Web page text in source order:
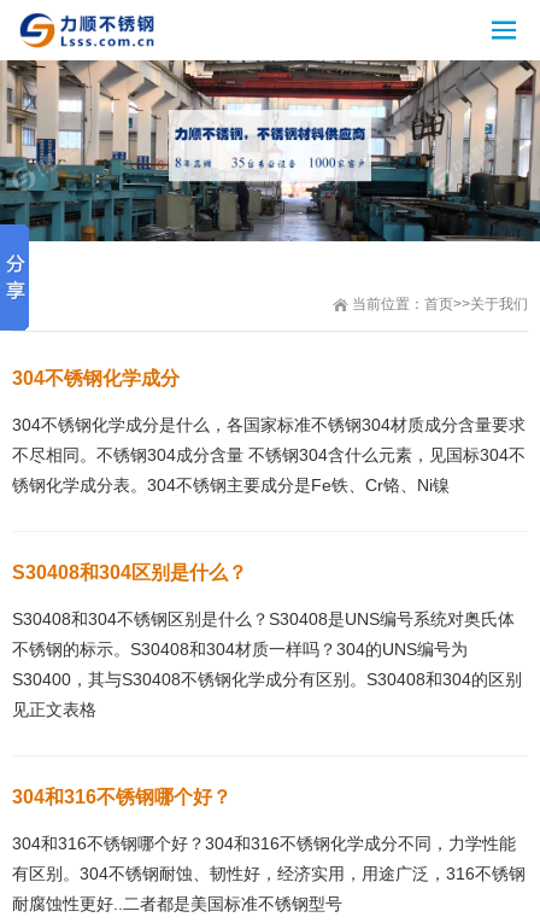
当前位置： 首页>>关于我们
304不锈钢化学成分
304不锈钢化学成分是什么，各国家标准不锈钢304材质成分含量要求
不尽相同。不锈钢304成分含量 不锈钢304含什么元素，见国标304不
锈钢化学成分表。304不锈钢主要成分是Fe铁、Cr铬、Ni镍
S30408和304区别是什么？
S30408和304不锈钢区别是什么？S30408是UNS编号系统对奥氏体
不锈钢的标示。S30408和304材质一样吗？304的UNS编号为
S30400，其与S30408不锈钢化学成分有区别。S30408和304的区别
见正文表格
304和316不锈钢哪个好？
304和316不锈钢哪个好？304和316不锈钢化学成分不同，力学性能
有区别。304不锈钢耐蚀、韧性好，经济实用，用途广泛，316不锈钢
耐腐蚀性更好..二者都是美国标准不锈钢型号